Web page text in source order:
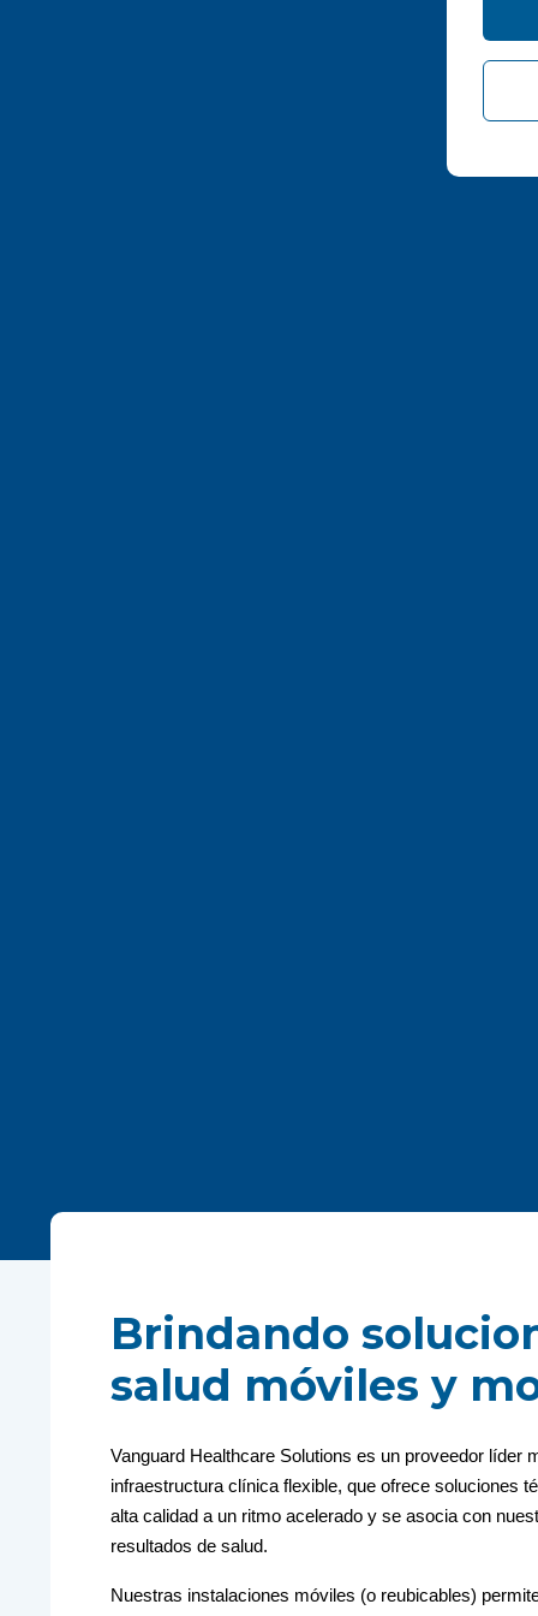
Brindando
salud móviles y
Vanguard Healthcare Solutions es un proveedor líder
infraestructura clínica flexible, que ofrece soluciones
alta calidad a un ritmo acelerado y se asocia con
resultados de salud.
Nuestras instalaciones móviles (o reubicables)